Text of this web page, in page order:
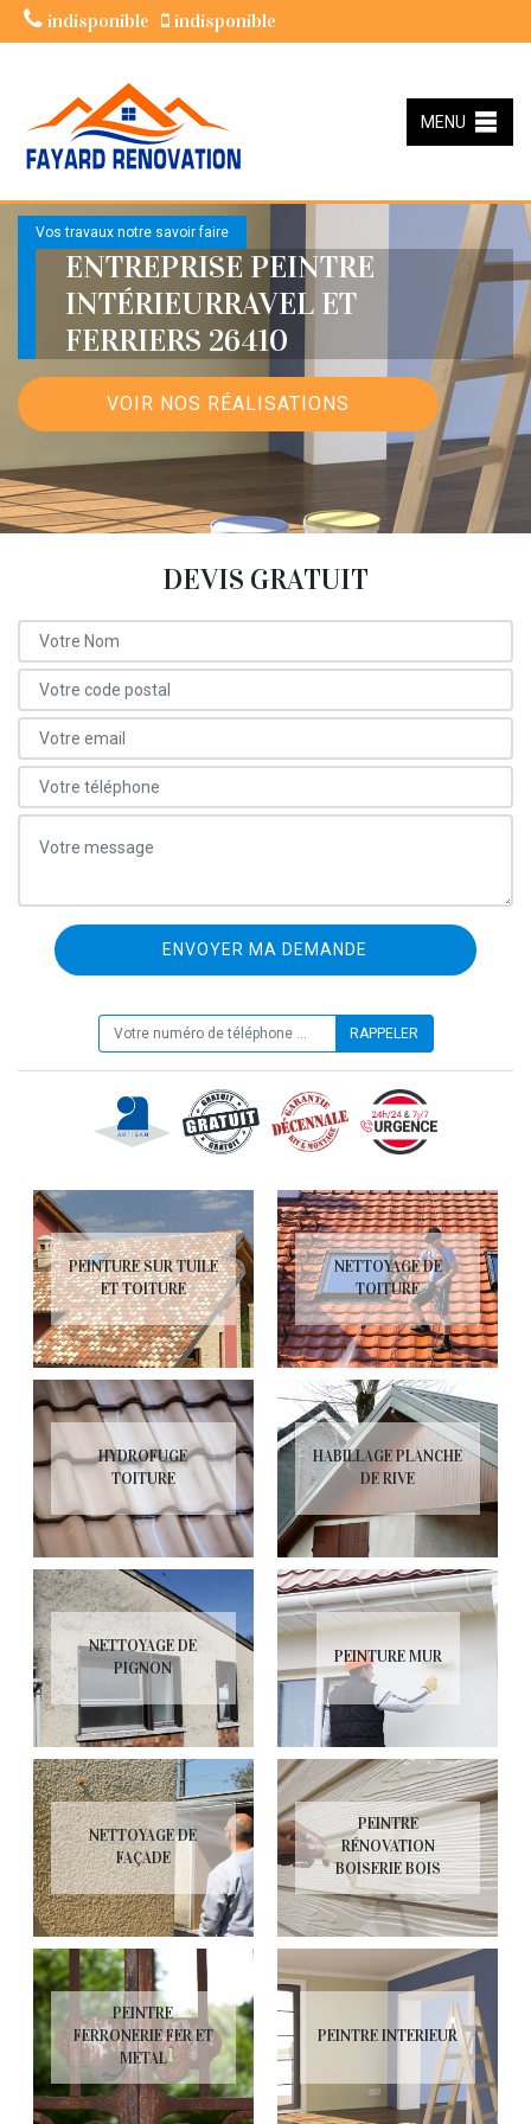
indisponible indisponible
MENU
Vos travaux notre savoir faire
ENTREPRISE PEINTRE
INTÉRIEURRAVEL ET
FERRIERS 26410
VOIR NOS RÉALISATIONS
DEVIS GRATUIT
PEINTURE SUR TUILE
ET TOITURE
NETTOYAGE DE
TOITURE
HYDROFUGE
TOITURE
HABILLAGE PLANCHE
DE RIVE
NETTOYAGE DE
PIGNON
PEINTURE MUR
NETTOYAGE DE
FAÇADE
PEINTRE
RÉNOVATION
BOISERIE BOIS
PEINTRE
FERRONERIE FER ET
METAL
PEINTRE INTERIEUR